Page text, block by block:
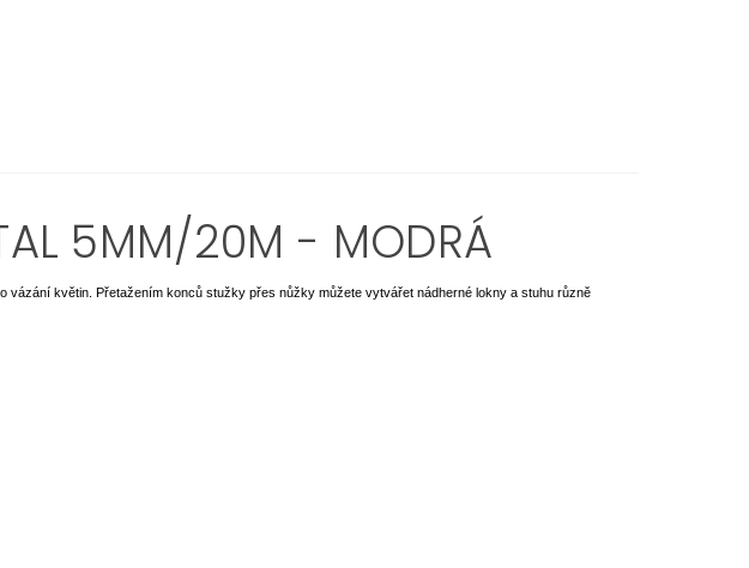
5MM/20M - MODRÁ
vázání květin. Přetažením konců stužky přes nůžky můžete vytvářet nádherné lokny a stuhu různě